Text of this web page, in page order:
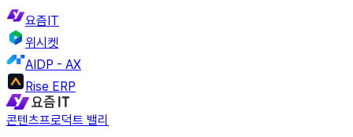
요즘IT
위시켓
AIDP - AX
Rise ERP
콘텐츠프로덕트 밸리